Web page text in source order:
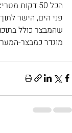
שהמבצר כולל
מוגדר כמבצר-